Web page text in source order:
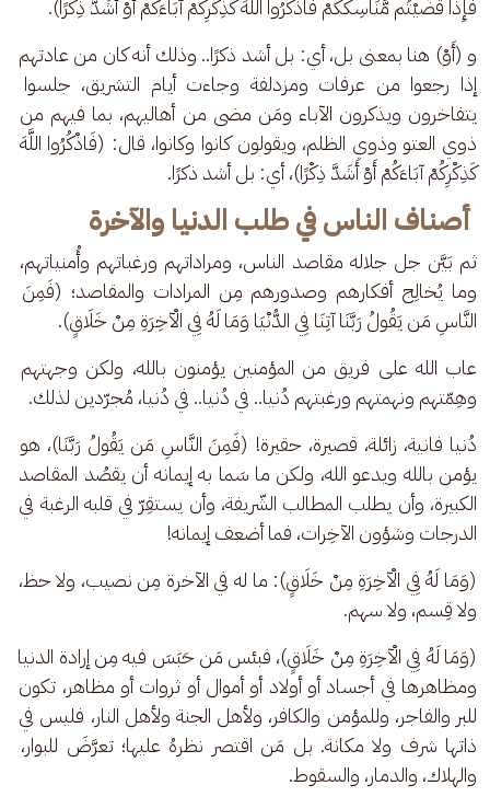
فَإِذَا قَضَيْتُم مَّنَاسِكَكُمْ فَاذْكُرُوا اللَّهَ كَذِكْرِكُمْ آبَاءَكُمْ أَوْ أَشَدَّ ذِكْرًا).
و (أَوْ) هنا بمعنى بل، أي: بل أشد ذكرًا.. وذلك أنه كان من عادتهم
إذا رجعوا من عرفات ومزدلفة وجاءت أيام التشريق، جلسوا
يتفاخرون ويذكرون الآباء ومَن مضى من أهاليهم، بما فيهم من
ذوي العتو وذوي الظلم، ويقولون كانوا وكانوا، قال: (فَاذْكُرُوا اللَّهَ
كَذِكْرِكُمْ آبَاءَكُمْ أَوْ أَشَدَّ ذِكْرًا)، أي: بل أشد ذكرًا.
أصناف الناس في طلب الدنيا والآخرة
ثم بَيَّن جل جلاله مقاصد الناس، ومراداتهم ورغباتهم وأُمنياتهم،
وما يُخالِج أفكارهم وصدورهم مِن المرادات والمقاصد؛ (فَمِنَ
النَّاسِ مَن يَقُولُ رَبَّنَا آتِنَا فِي الدُّنْيَا وَمَا لَهُ فِي الْآخِرَةِ مِنْ خَلَاقٍ).
عاب الله على فريق من المؤمنين يؤمنون بالله، ولكن وجهتهم
وهِمّتهم ونهمتهم ورغبتهم دُنيا.. في دُنيا.. في دُنيا، مُجرّدين لذلك.
دُنيا فانية، زائلة، قصيرة، حقيرة! (فَمِنَ النَّاسِ مَن يَقُولُ رَبَّنَا)، هو
يؤمن بالله ويدعو الله، ولكن ما سَما به إيمانه أن يقصُد المقاصد
الكبيرة، وأن يطلب المطالب الشّريفة، وأن يستقِرّ في قلبه الرغبة في
الدرجات وشؤون الآخِرات، فما أضعف إيمانه!
(وَمَا لَهُ فِي الْآخِرَةِ مِنْ خَلَاقٍ): ما له في الآخرة مِن نصيب، ولا حظ،
ولا قِسم، ولا سهم.
(وَمَا لَهُ فِي الْآخِرَةِ مِنْ خَلَاقٍ)، فبئس مَن حَبَسَ فيه مِن إرادة الدنيا
ومظاهرها في أجساد أو أولاد أو أموال أو ثروات أو مظاهر، تكون
للبر والفاجر، وللمؤمن والكافر، ولأهل الجنة ولأهل النار، فليس في
ذاتها شرف ولا مكانة. بل مَن اقتصر نظرهُ عليها؛ تعرَّضَ للبوار،
والهلاك، والدمار، والسقوط.